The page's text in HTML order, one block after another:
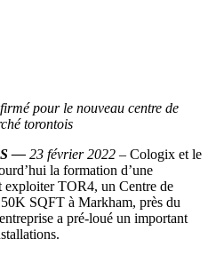
pour le nouveau centre de
torontois
— 23 février 2022 – Cologix et le
la formation d’une
exploiter TOR4, un Centre de
SQFT à Markham, près du
a pré-loué un important